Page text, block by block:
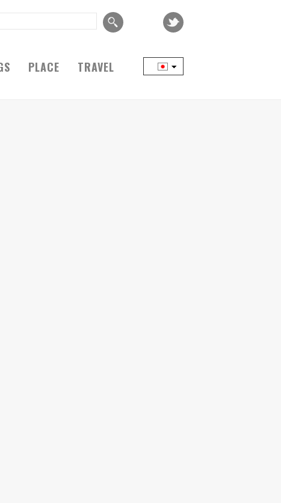
PLACE TRAVEL